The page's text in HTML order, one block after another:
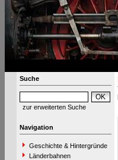
Suche
zur erweiterten Suche
Navigation
Geschichte & Hintergründe
Länderbahnen